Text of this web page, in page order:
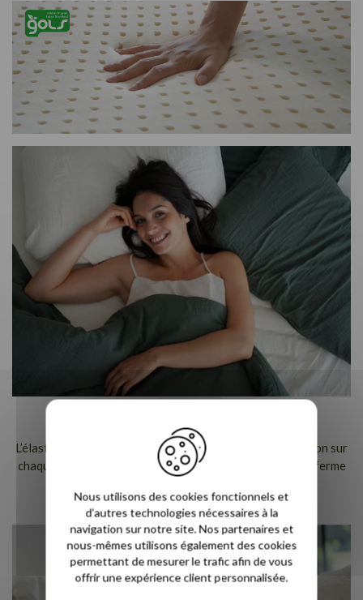
L’élasticité du Latex Naturel soulage les points de pression sur
chaque partie du corps tout en assurant un soutien plus ferme
Nous utilisons des cookies fonctionnels et
d’autres technologies nécessaires à la
navigation sur notre site. Nos partenaires et
nous-mêmes utilisons également des cookies
permettant de mesurer le trafic afin de vous
offrir une expérience client personnalisée.